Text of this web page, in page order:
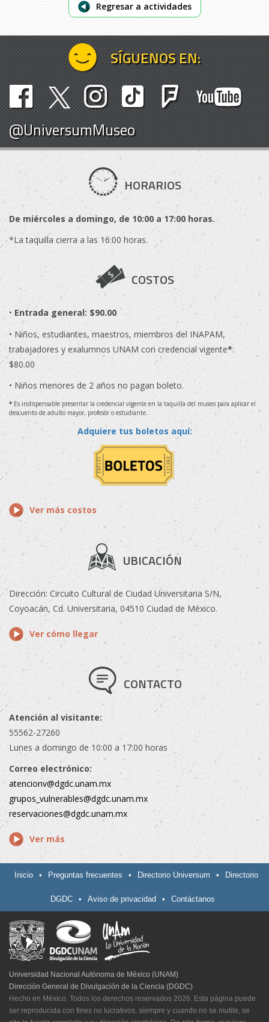
Regresar a actividades
SÍGUENOS EN:
@UniversumMuseo
HORARIOS
De miércoles a domingo, de 10:00 a 17:00 horas.
*La taquilla cierra a las 16:00 horas.
COSTOS
• Entrada general: $90.00
• Niños, estudiantes, maestros, miembros del INAPAM,
trabajadores y exalumnos UNAM con credencial vigente*:
$80.00
• Niños menores de 2 años no pagan boleto.
* Es indispensable presentar la credencial vigente en la taquilla del museo para aplicar el
descuento de adulto mayor, profesor o estudiante.
Adquiere tus boletos aquí:
Ver más costos
UBICACIÓN
Dirección: Circuito Cultural de Ciudad Universitaria S/N,
Coyoacán, Cd. Universitaria, 04510 Ciudad de México.
Ver cómo llegar
CONTACTO
Atención al visitante:
55562-27260
Lunes a domingo de 10:00 a 17:00 horas
Correo electrónico:
atencionv@dgdc.unam.mx
grupos_vulnerables@dgdc.unam.mx
reservaciones@dgdc.unam.mx
Ver más
Inicio • Preguntas frecuentes • Directorio Universum • Directorio
DGDC • Aviso de privacidad • Contáctanos
Universidad Nacional Autónoma de México (UNAM)
Dirección General de Divulgación de la Ciencia (DGDC)
Hecho en México. Todos los derechos reservados 2026. Esta página puede
ser reproducida con fines no lucrativos, siempre y cuando no se mutile, se